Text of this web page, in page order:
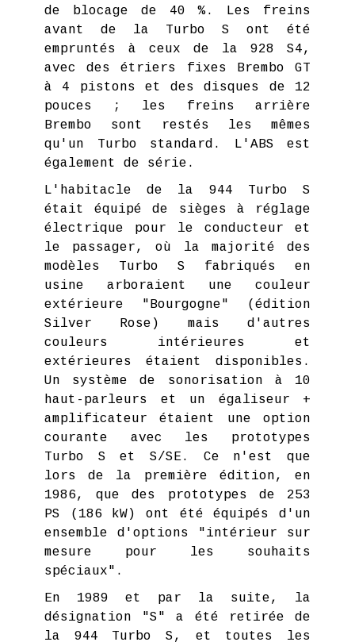
de blocage de 40 %. Les freins
avant de la Turbo S ont été
empruntés à ceux de la 928 S4,
avec des étriers fixes Brembo GT
à 4 pistons et des disques de 12
pouces ; les freins arrière
Brembo sont restés les mêmes
qu'un Turbo standard. L'ABS est
également de série.
L'habitacle de la 944 Turbo S
était équipé de sièges à réglage
électrique pour le conducteur et
le passager, où la majorité des
modèles Turbo S fabriqués en
usine arboraient une couleur
extérieure "Bourgogne" (édition
Silver Rose) mais d'autres
couleurs intérieures et
extérieures étaient disponibles.
Un système de sonorisation à 10
haut-parleurs et un égaliseur +
amplificateur étaient une option
courante avec les prototypes
Turbo S et S/SE. Ce n'est que
lors de la première édition, en
1986, que des prototypes de 253
PS (186 kW) ont été équipés d'un
ensemble d'options "intérieur sur
mesure pour les souhaits
spéciaux".
En 1989 et par la suite, la
désignation "S" a été retirée de
la 944 Turbo S, et toutes les